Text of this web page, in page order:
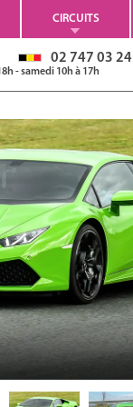
CIRCUITS
02 747 03 24
- samedi 10h à 17h